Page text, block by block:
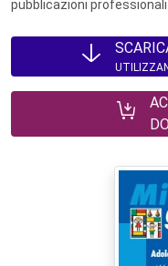
pubblicazioni